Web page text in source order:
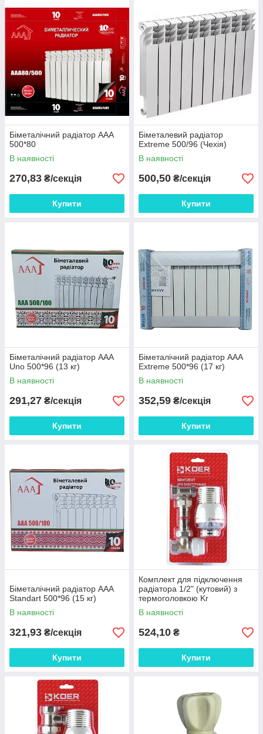
Біметалічний радіатор AAA
500*80
В наявності
270,83 ₴/секція
Купити
Біметалевий радіатор
Extreme 500/96 (Чехія)
В наявності
500,50 ₴/секція
Купити
Біметалічний радіатор AAA
Uno 500*96 (13 кг)
В наявності
291,27 ₴/секція
Купити
Біметалічний радіатор AAA
Extreme 500*96 (17 кг)
В наявності
352,59 ₴/секція
Купити
Біметалічний радіатор AAA
Standart 500*96 (15 кг)
В наявності
321,93 ₴/секція
Купити
Комплект для підключення
радіатора 1/2" (кутовий) з
термоголовкою Kr
В наявності
524,10 ₴
Купити